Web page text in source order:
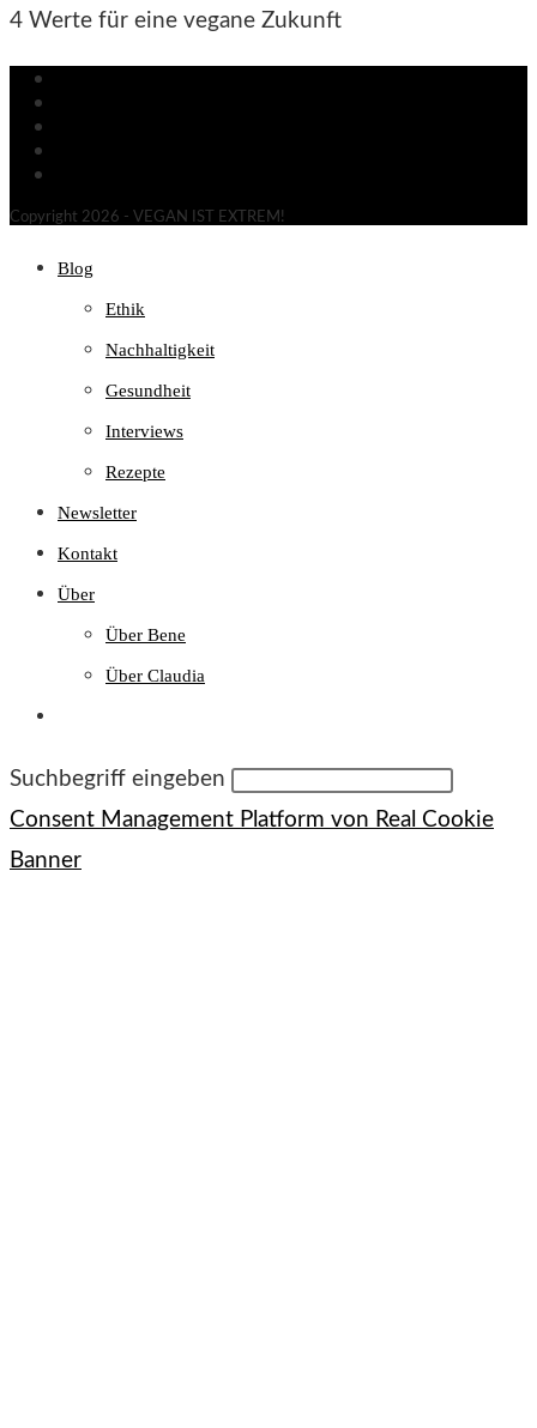
4 Werte für eine vegane Zukunft
Copyright 2026 - VEGAN IST EXTREM!
Blog
Ethik
Nachhaltigkeit
Gesundheit
Interviews
Rezepte
Newsletter
Kontakt
Über
Über Bene
Über Claudia
umschalten
Diese
Website
durchsuchen
Suchbegriff eingeben
Consent Management Platform von Real Cookie
Banner